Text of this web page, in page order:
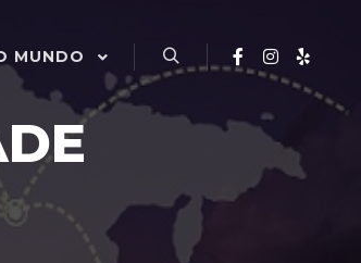
MUNDO